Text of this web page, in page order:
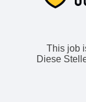
This job
Diese